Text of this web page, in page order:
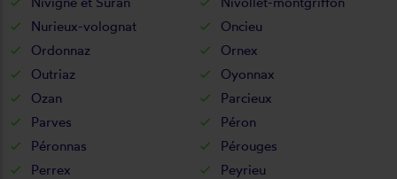
Nurieux-volognat
Oncieu
Ordonnaz
Ornex
Outriaz
Oyonnax
Ozan
Parcieux
Parves
Péron
Péronnas
Pérouges
Perrex
Peyrieu